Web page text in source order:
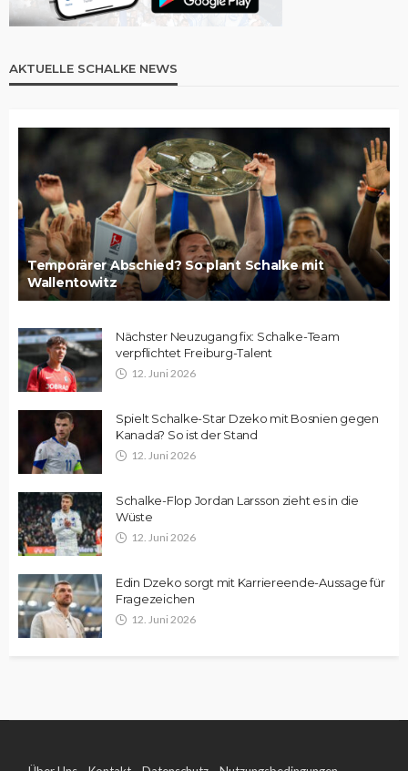
AKTUELLE SCHALKE NEWS
Temporärer Abschied? So plant Schalke mit
Wallentowitz
Nächster Neuzugang fix: Schalke-Team
verpflichtet Freiburg-Talent
12. Juni 2026
Spielt Schalke-Star Dzeko mit Bosnien gegen
Kanada? So ist der Stand
12. Juni 2026
Schalke-Flop Jordan Larsson zieht es in die
Wüste
12. Juni 2026
Edin Dzeko sorgt mit Karriereende-Aussage für
Fragezeichen
12. Juni 2026